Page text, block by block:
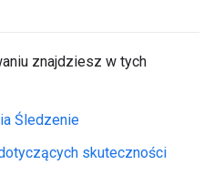
znajdziesz w tych
Śledzenie
skuteczności